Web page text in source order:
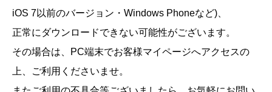
iOS 7以前のバージョン・Windows Phoneなど)、
正常にダウンロードできない可能性がございます。
その場合は、PC端末でお客様マイページへアクセスの
上、ご利用くださいませ。